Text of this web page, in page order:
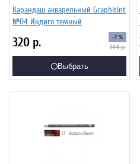
Карандаш акварельный Graphitint
№04 Индиго темный
320 р. -7 %
344р.
Выбрать